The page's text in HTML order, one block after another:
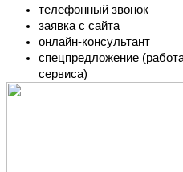
телефонный звонок
заявка с сайта
онлайн-консультант
спецпредложение
сервиса)